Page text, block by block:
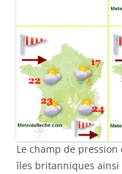
Le champ de
îles britanniques ainsi